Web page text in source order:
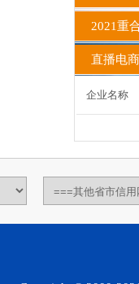
2021重
直播电
企业名称